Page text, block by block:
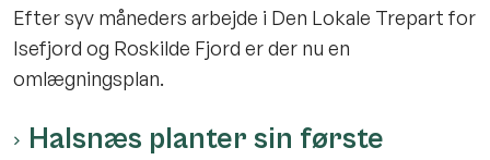
Efter syv måneders arbejde i Den Lokale Trepart for
Isefjord og Roskilde Fjord er der nu en
omlægningsplan.
Halsnæs planter sin første